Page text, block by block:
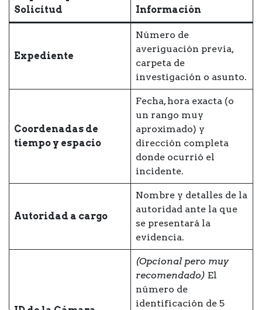
Solicitud
Información
Expediente
Número de
averiguación previa,
carpeta de
investigación o asunto.
Coordenadas de
tiempo y espacio
Fecha, hora exacta (o
un rango muy
aproximado) y
dirección completa
donde ocurrió el
incidente.
Autoridad a cargo
Nombre y detalles de la
autoridad ante la que
se presentará la
evidencia.
(Opcional pero muy
recomendado) El
número de
identificación de 5